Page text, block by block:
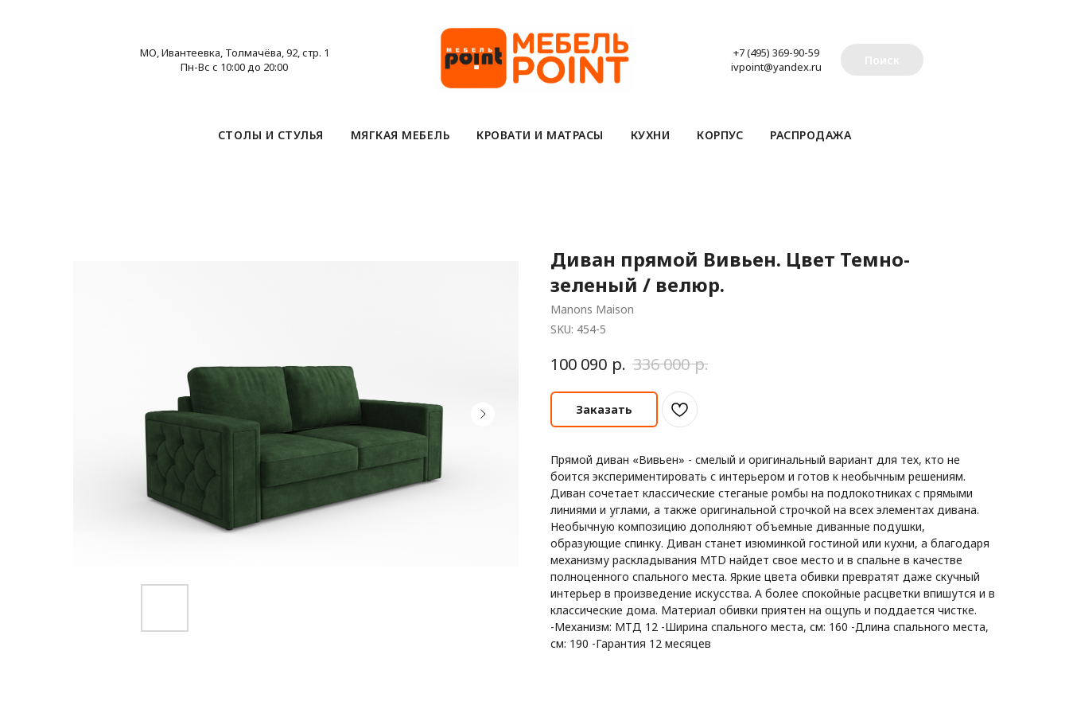
МО, Ивантеевка, Толмачёва, 92, стр. 1
Пн-Вс с 10:00 до 20:00
+7 (495) 369-90-59
ivpoint@yandex.ru
СТОЛЫ И СТУЛЬЯ МЯГКАЯ МЕБЕЛЬ КРОВАТИ И МАТРАСЫ КУХНИ КОРПУС РАСПРОДАЖА
Диван прямой Вивьен. Цвет Темно-
зеленый / велюр.
Manons Maison
SKU: 454-5
100 090 р. 336 000 р.
Заказать
Прямой диван «Вивьен» - смелый и оригинальный вариант для тех, кто не
боится экспериментировать с интерьером и готов к необычным решениям.
Диван сочетает классические стеганые ромбы на подлокотниках с прямыми
линиями и углами, а также оригинальной строчкой на всех элементах дивана.
Необычную композицию дополняют объемные диванные подушки,
образующие спинку. Диван станет изюминкой гостиной или кухни, а благодаря
механизму раскладывания MTD найдет свое место и в спальне в качестве
полноценного спального места. Яркие цвета обивки превратят даже скучный
интерьер в произведение искусства. А более спокойные расцветки впишутся и в
классические дома. Материал обивки приятен на ощупь и поддается чистке.
-Механизм: МТД 12 -Ширина спального места, см: 160 -Длина спального места,
см: 190 -Гарантия 12 месяцев